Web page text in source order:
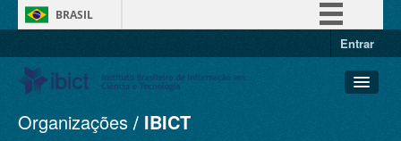
BRASIL
Entrar
Conjuntos de dados
Organizações IBICT